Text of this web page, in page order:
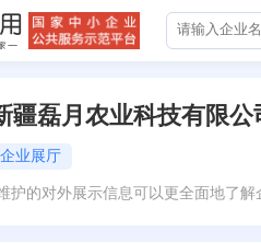
疆磊月农业科技有限公
企业展厅
护的对外展示信息可以更全面地了